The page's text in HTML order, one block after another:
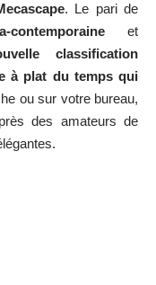
. Le pari de
et
classification
à plat du temps qui
ou sur votre bureau,
des amateurs de